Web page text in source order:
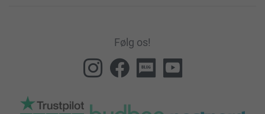
Følg os!